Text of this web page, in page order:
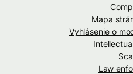
Mapa
Vyhlásenie o
Law